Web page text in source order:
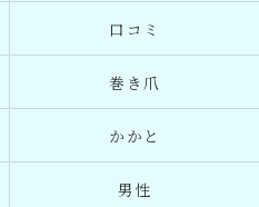
口コミ
巻き爪
かかと
男性